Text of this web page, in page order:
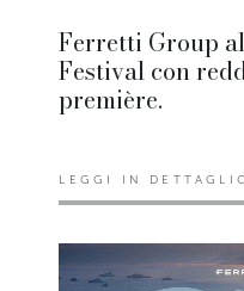
Ferretti Group
Festival con
première.
LEGGI IN